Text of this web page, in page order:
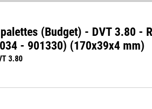
(Budget) - DVT 3.80 -
- 901330) (170x39x4 mm)
3.80